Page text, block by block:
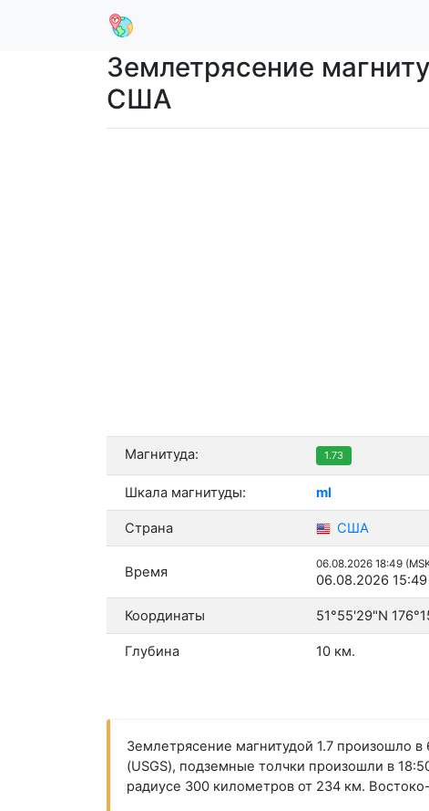
Землетрясение
США
Магнитуда: 1.73
Шкала магнитуды: ml
Страна США
Время 06.08.2026 18:49
06.08.2026 15:49
Координаты 51°55'29"N
Глубина 10 км.
Землетрясение магнитудой 1.7 произошло
(USGS), подземные толчки произошли в
радиусе 300 километров от 234 км.